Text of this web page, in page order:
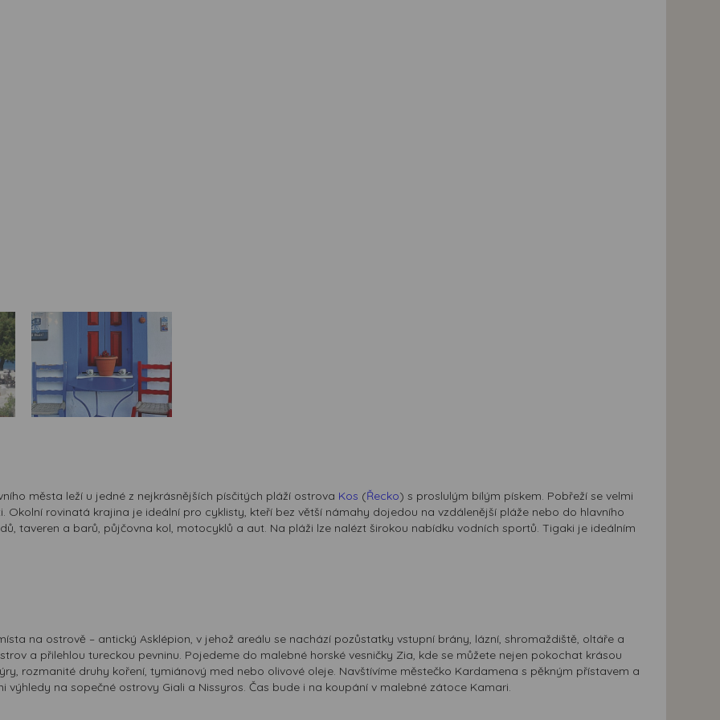
města leží u jedné z nejkrásnějších písčitých pláží ostrova Kos (Řecko) s proslulým bílým pískem. Pobřeží se velmi
rovinatá krajina je ideální pro cyklisty, kteří bez větší námahy dojedou na vzdálenější pláže nebo do hlavního
taveren a barů, půjčovna kol, motocyklů a aut. Na pláži lze nalézt širokou nabídku vodních sportů. Tigaki je ideálním
na ostrově – antický Asklépion, v jehož areálu se nachází pozůstatky vstupní brány, lázní, shromaždiště, oltáře a
a přilehlou tureckou pevninu. Pojedeme do malebné horské vesničky Zia, kde se můžete nejen pokochat krásou
rozmanité druhy koření, tymiánový med nebo olivové oleje. Navštívíme městečko Kardamena s pěkným přístavem a
na sopečné ostrovy Giali a Nissyros. Čas bude i na koupání v malebné zátoce Kamari.